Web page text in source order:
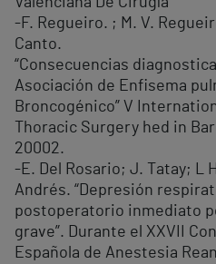
-F. Regueiro. ; M. V.
Canto.
“Consecuencias
Asociación de Enfisema
Broncogénico” V
Thoracic Surgery hed in
20002.
-E. Del Rosario; J. Tatay; L
Andrés. “Depresión
postoperatorio inmediato
grave”. Durante el XXVII
Española de Anestesia